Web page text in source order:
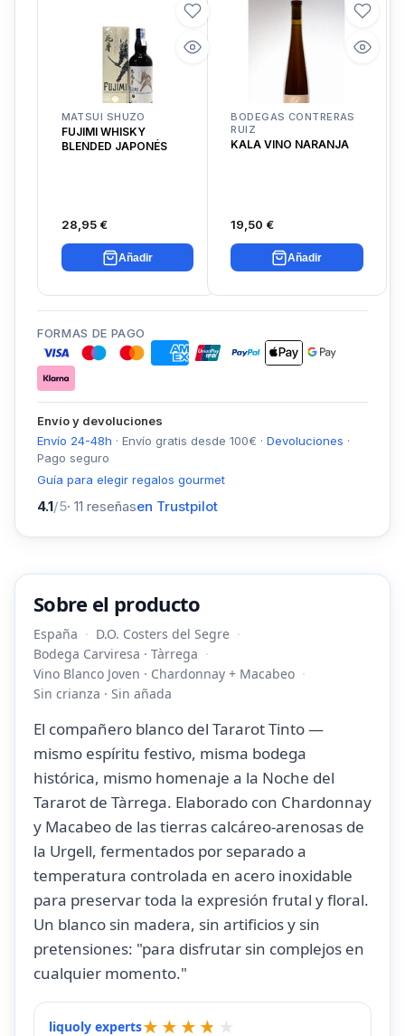
MATSUI SHUZO
FUJIMI WHISKY
BLENDED JAPONÉS
28,95 €
Añadir
BODEGAS CONTRERAS
RUIZ
KALA VINO NARANJA
19,50 €
Añadir
FORMAS DE PAGO
Envío y devoluciones
Envío 24-48h · Envío gratis desde 100€ · Devoluciones ·
Pago seguro
Guía para elegir regalos gourmet
4.1/5· 11 reseñasen Trustpilot
Sobre el producto
España
D.O. Costers del Segre
Bodega Carviresa · Tàrrega
Vino Blanco Joven · Chardonnay + Macabeo
Sin crianza · Sin añada
El compañero blanco del Tararot Tinto —
mismo espíritu festivo, misma bodega
histórica, mismo homenaje a la Noche del
Tararot de Tàrrega. Elaborado con Chardonnay
y Macabeo de las tierras calcáreo-arenosas de
la Urgell, fermentados por separado a
temperatura controlada en acero inoxidable
para preservar toda la expresión frutal y floral.
Un blanco sin madera, sin artificios y sin
pretensiones: "para disfrutar sin complejos en
cualquier momento."
liquoly experts